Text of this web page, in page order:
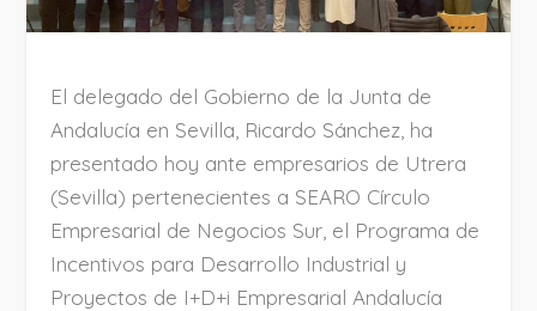
El delegado del Gobierno de la Junta de
Andalucía en Sevilla, Ricardo Sánchez, ha
presentado hoy ante empresarios de Utrera
(Sevilla) pertenecientes a SEARO Círculo
Empresarial de Negocios Sur, el Programa de
Incentivos para Desarrollo Industrial y
Proyectos de I+D+i Empresarial Andalucía